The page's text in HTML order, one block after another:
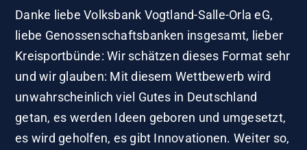
Danke liebe Volksbank Vogtland-Salle-Orla eG,
liebe Genossenschaftsbanken insgesamt, lieber
Kreisportbünde: Wir schätzen dieses Format sehr
und wir glauben: Mit diesem Wettbewerb wird
unwahrscheinlich viel Gutes in Deutschland
getan, es werden Ideen geboren und umgesetzt,
es wird geholfen, es gibt Innovationen. Weiter so,